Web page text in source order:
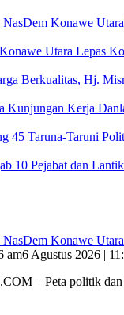
Konawe Utara
Utara Lepas
Berkualitas, Hj.
Kunjungan Kerja
45 Taruna-Taruni
10 Pejabat dan
Konawe Utara
am6 Agustus 2026 |
– Peta politik